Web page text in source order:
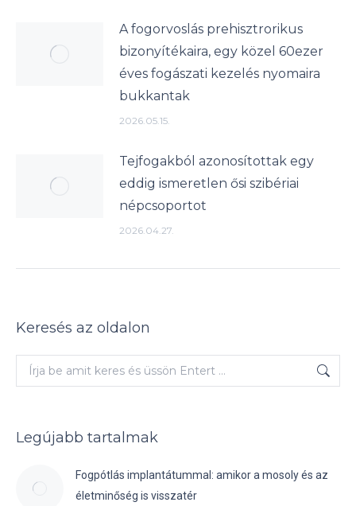
A fogorvoslás prehisztrorikus
bizonyítékaira, egy közel 60ezer
éves fogászati kezelés nyomaira
bukkantak
2026.05.15.
Tejfogakból azonosítottak egy
eddig ismeretlen ősi szibériai
népcsoportot
2026.04.27.
Keresés az oldalon
Keresés:
Legújabb tartalmak
Fogpótlás implantátummal: amikor a mosoly és az
életminőség is visszatér